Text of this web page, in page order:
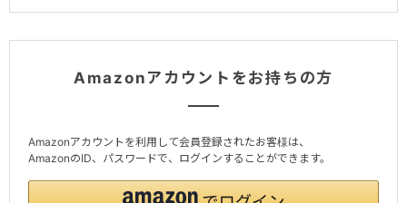
Amazonアカウントをお持ちの方
Amazonアカウントを利用して会員登録されたお客様は、
AmazonのID、パスワードで、ログインすることができます。